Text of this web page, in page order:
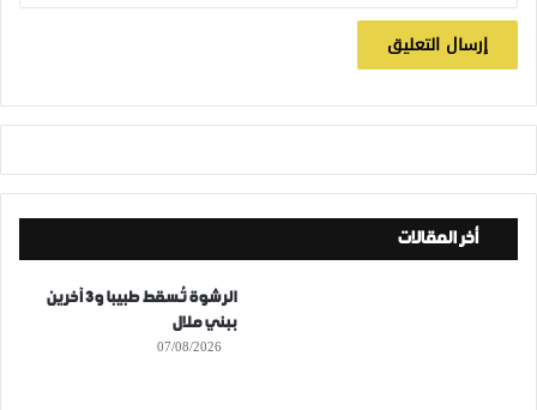
أخر المقالات
الرشوة تُسقط طبيبا و3 آخرين
ببني ملال
07/08/2026